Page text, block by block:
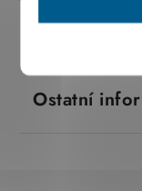
VÁNOCE
OSVĚTLENÍ
Ostatní